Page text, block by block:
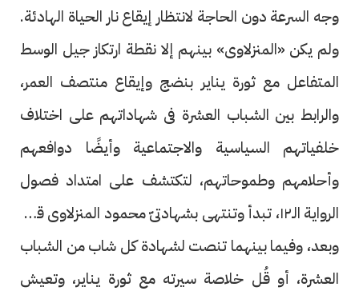
وجه السرعة دون الحاجة لانتظار إيقاع نار الحياة الهادئة.
ولم يكن «المنزلاوى» بينهم إلا نقطة ارتكاز جيل الوسط
المتفاعل مع ثورة يناير بنضج وإيقاع منتصف العمر،
والرابط بين الشباب العشرة فى شهاداتهم على اختلاف
خلفياتهم السياسية والاجتماعية وأيضًا دوافعهم
وأحلامهم وطموحاتهم، لتكتشف على امتداد فصول
الرواية الـ١٢، تبدأ وتنتهى بشهادتىّ محمود المنزلاوى قبل
وبعد، وفيما بينهما تنصت لشهادة كل شاب من الشباب
العشرة، أو قُل خلاصة سيرته مع ثورة يناير، وتعيش